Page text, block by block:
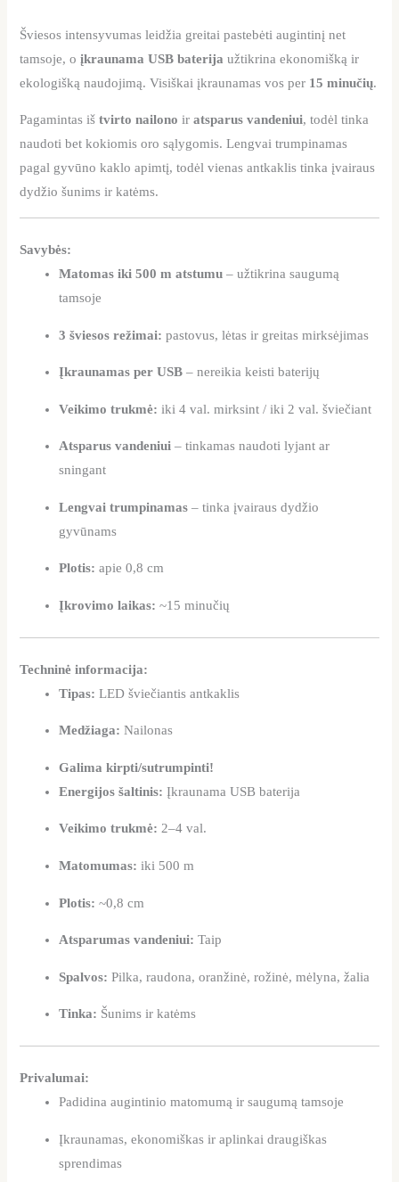
Šviesos intensyvumas leidžia greitai pastebėti augintinį net
tamsoje, oįkraunama USB baterija užtikrina ekonomišką ir
ekologišką naudojimą. Visiškai įkraunamas vos per 15 minučių.
Pagamintas ištvirto nailono iratsparus vandeniui, todėl tinka
naudoti bet kokiomis oro sąlygomis. Lengvai trumpinamas
pagal gyvūno kaklo apimtį, todėl vienas antkaklis tinka įvairaus
dydžio šunims ir katėms.
Savybės:
Matomas iki 500 m atstumu – užtikrina saugumą
tamsoje
3 šviesos režimai: pastovus, lėtas ir greitas mirksėjimas
Įkraunamas per USB – nereikia keisti baterijų
Veikimo trukmė: iki 4 val. mirksint / iki 2 val. šviečiant
Atsparus vandeniui – tinkamas naudoti lyjant ar
sningant
Lengvai trumpinamas – tinka įvairaus dydžio
gyvūnams
Plotis: apie 0,8 cm
Įkrovimo laikas: ~15 minučių
Techninė informacija:
Tipas: LED šviečiantis antkaklis
Medžiaga: Nailonas
Galima kirpti/sutrumpinti!
Energijos šaltinis: Įkraunama USB baterija
Veikimo trukmė: 2–4 val.
Matomumas: iki 500 m
Plotis: ~0,8 cm
Atsparumas vandeniui: Taip
Spalvos: Pilka, raudona, oranžinė, rožinė, mėlyna, žalia
Tinka: Šunims ir katėms
Privalumai:
Padidina augintinio matomumą ir saugumą tamsoje
Įkraunamas, ekonomiškas ir aplinkai draugiškas
sprendimas